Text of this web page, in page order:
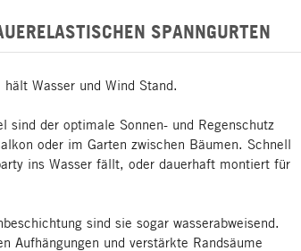
SPANNGURTEN
Wasser und Wind Stand.
sind der optimale Sonnen- und Regenschutz
oder im Garten zwischen Bäumen. Schnell
ins Wasser fällt, oder dauerhaft montiert für
sind sie sogar wasserabweisend.
Aufhängungen und verstärkte Randsäume